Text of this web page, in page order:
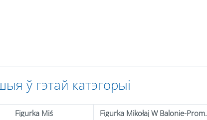
ў гэтай катэгорыі
Figurka Miś Figurka Mikołaj W Balonie-Prom.